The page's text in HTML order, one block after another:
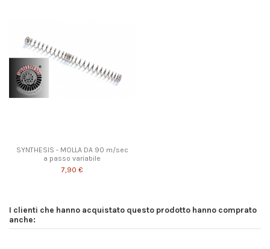
SYNTHESIS - MOLLA DA 90 m/sec
a passo variabile
7,90 €
I clienti che hanno acquistato questo prodotto hanno comprato
anche: